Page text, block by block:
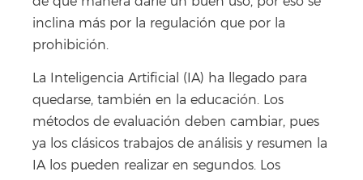
inclina más por la regulación que por la
prohibición.
La Inteligencia Artificial (IA) ha llegado para
quedarse, también en la educación. Los
métodos de evaluación deben cambiar, pues
ya los clásicos trabajos de análisis y resumen la
IA los pueden realizar en segundos. Los